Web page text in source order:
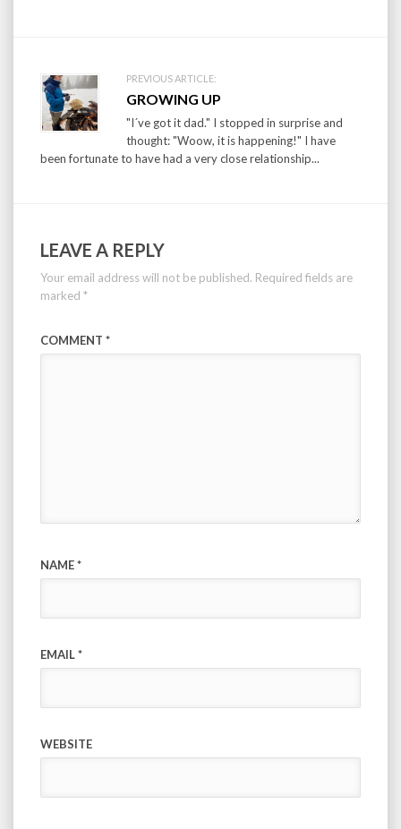
PREVIOUS ARTICLE:
GROWING UP
"I´ve got it dad." I stopped in surprise and
thought: "Woow, it is happening!" I have
been fortunate to have had a very close relationship...
LEAVE A REPLY
Your email address will not be published. Required fields are
marked *
COMMENT *
NAME*
EMAIL*
WEBSITE